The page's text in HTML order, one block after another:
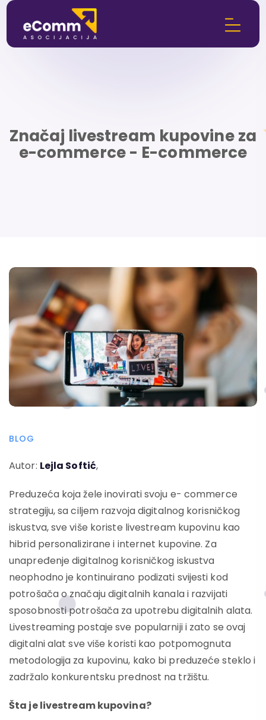
Značaj livestream kupovine za
e-commerce - E-commerce
BLOG
Autor: Lejla Softić,
Preduzeća koja žele inovirati svoju e- commerce
strategiju, sa ciljem razvoja digitalnog korisničkog
iskustva, sve više koriste livestream kupovinu kao
hibrid personalizirane i internet kupovine. Za
unapređenje digitalnog korisničkog iskustva
neophodno je kontinuirano podizati svijesti kod
potrošača o značaju digitalnih kanala i razvijati
sposobnosti potrošača za upotrebu digitalnih alata.
Livestreaming postaje sve popularniji i zato se ovaj
digitalni alat sve više koristi kao potpomognuta
metodologija za kupovinu, kako bi preduzeće steklo i
zadržalo konkurentsku prednost na tržištu.
Šta jelivestream kupovina?